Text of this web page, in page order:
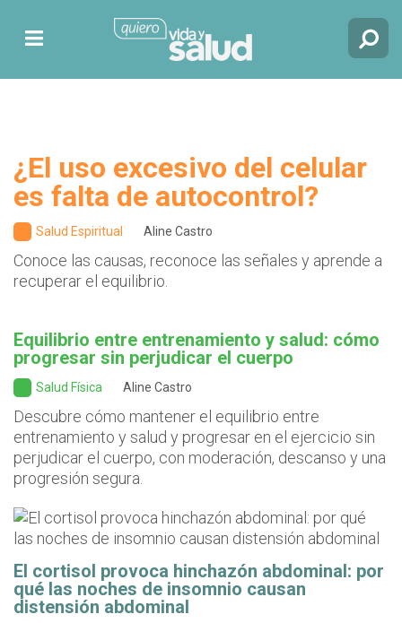
¿El uso excesivo del celular
es falta de autocontrol?
Salud Espiritual Aline Castro
Conoce las causas, reconoce las señales y aprende a
recuperar el equilibrio.
Equilibrio entre entrenamiento y salud: cómo
progresar sin perjudicar el cuerpo
Salud Física Aline Castro
Descubre cómo mantener el equilibrio entre
entrenamiento y salud y progresar en el ejercicio sin
perjudicar el cuerpo, con moderación, descanso y una
progresión segura.
El cortisol provoca hinchazón abdominal: por
qué las noches de insomnio causan
distensión abdominal